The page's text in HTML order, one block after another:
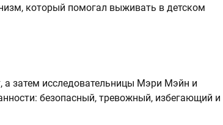
который помогал выживать в детском
а затем исследовательницы Мэри Мэйн и
безопасный, тревожный, избегающий и